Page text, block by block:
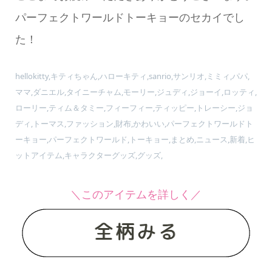
パーフェクトワールドトーキョーのセカイでし
た！
hellokitty,キティちゃん,ハローキティ,sanrio,サンリオ,ミミィ,パパ,
ママ,ダニエル,タイニーチャム,モーリー,ジュディ,ジョーイ,ロッティ,
ローリー,ティム＆タミー,フィーフィー,ティッピー,トレーシー,ジョ
ディ,トーマス,ファッション,財布,かわいい,パーフェクトワールドト
ーキョー,パーフェクトワールド,トーキョー,まとめ,ニュース,新着,ヒ
ットアイテム,キャラクターグッズ,グッズ,
＼このアイテムを詳しく／